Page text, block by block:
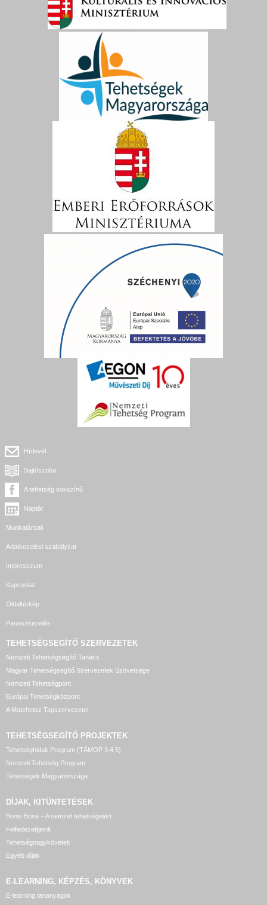
Hírlevél
Sajtószoba
A tehetség sokszínű
Naptár
Munkatársak
Adatkezelési szabályzat
Impresszum
Kapcsolat
Oldaltérkép
Panaszkezelés
TEHETSÉGSEGÍTŐ SZERVEZETEK
Nemzeti Tehetségsegítő Tanács
Magyar Tehetségsegítő Szervezetek Szövetsége
Nemzeti Tehetségpont
Európai Tehetségközpont
A Matehetsz Tagszervezetei
TEHETSÉGSEGÍTŐ PROJEKTEK
Tehetséghidak Program (TÁMOP 3.4.5)
Nemzeti Tehetség Program
Tehetségek Magyarországa
DÍJAK, KITÜNTETÉSEK
Bonis Bona – A nemzet tehetségeiért
Felfedezettjeink
Tehetségnagykövetek
Egyéb díjak
E-LEARNING, KÉPZÉS, KÖNYVEK
E-learning tananyagok